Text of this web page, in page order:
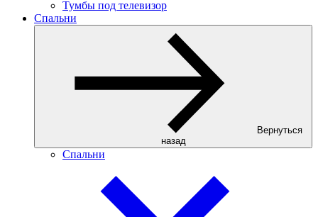
Тумбы под телевизор
Спальни
Вернуться
назад
Спальни